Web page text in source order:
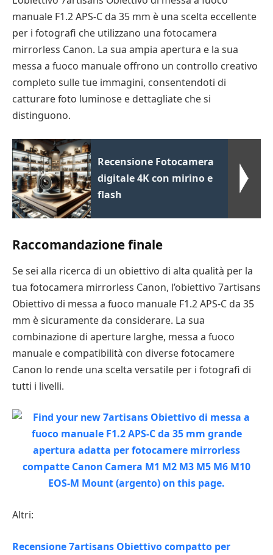
manuale F1.2 APS-C da 35 mm è una scelta eccellente
per i fotografi che utilizzano una fotocamera
mirrorless Canon. La sua ampia apertura e la sua
messa a fuoco manuale offrono un controllo creativo
completo sulle tue immagini, consentendoti di
catturare foto luminose e dettagliate che si
distinguono.
Recensione Fotocamera
digitale 4K con mirino e
flash
Raccomandazione finale
Se sei alla ricerca di un obiettivo di alta qualità per la
tua fotocamera mirrorless Canon, l’obiettivo 7artisans
Obiettivo di messa a fuoco manuale F1.2 APS-C da 35
mm è sicuramente da considerare. La sua
combinazione di aperture larghe, messa a fuoco
manuale e compatibilità con diverse fotocamere
Canon lo rende una scelta versatile per i fotografi di
tutti i livelli.
Altri:
Recensione 7artisans Obiettivo compatto per